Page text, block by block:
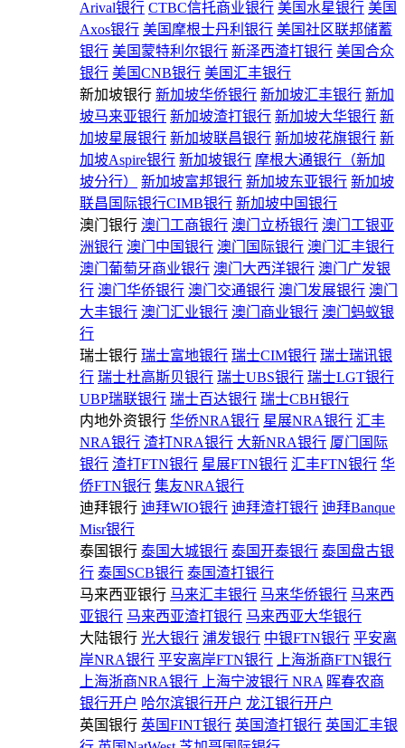
Arival银行 CTBC信托商业银行 美国水星银行 美国
Axos银行 美国摩根士丹利银行 美国社区联邦储蓄
银行 美国蒙特利尔银行 新泽西渣打银行 美国合众
银行 美国CNB银行 美国汇丰银行
新加坡银行 新加坡华侨银行 新加坡汇丰银行 新加
坡马来亚银行 新加坡渣打银行 新加坡大华银行 新
加坡星展银行 新加坡联昌银行 新加坡花旗银行 新
加坡Aspire银行 新加坡银行 摩根大通银行（新加
坡分行）
新加坡富邦银行 新加坡东亚银行 新加坡
联昌国际银行CIMB银行 新加坡中国银行
澳门银行 澳门工商银行 澳门立桥银行 澳门工银亚
洲银行 澳门中国银行 澳门国际银行 澳门汇丰银行
澳门葡萄牙商业银行 澳门大西洋银行 澳门广发银
行 澳门华侨银行 澳门交通银行 澳门发展银行 澳门
大丰银行 澳门汇业银行 澳门商业银行 澳门蚂蚁银
行
瑞士银行 瑞士富地银行 瑞士CIM银行 瑞士瑞讯银
行 瑞士杜高斯贝银行 瑞士UBS银行 瑞士LGT银行
UBP瑞联银行 瑞士百达银行 瑞士CBH银行
内地外资银行 华侨NRA银行 星展NRA银行 汇丰
NRA银行 渣打NRA银行 大新NRA银行 厦门国际
银行 渣打FTN银行 星展FTN银行 汇丰FTN银行 华
侨FTN银行 集友NRA银行
迪拜银行 迪拜WIO银行 迪拜渣打银行 迪拜Banque
Misr银行
泰国银行 泰国大城银行 泰国开泰银行 泰国盘古银
行 泰国SCB银行 泰国渣打银行
马来西亚银行 马来汇丰银行 马来华侨银行 马来西
亚银行 马来西亚渣打银行 马来西亚大华银行
大陆银行 光大银行 浦发银行 中银FTN银行 平安离
岸NRA银行 平安离岸FTN银行
上海浙商FTN银行
上海浙商NRA银行
上海宁波银行 NRA 晖春农商
银行开户 哈尔滨银行开户 龙江银行开户
英国银行 英国FINT银行 英国渣打银行 英国汇丰银